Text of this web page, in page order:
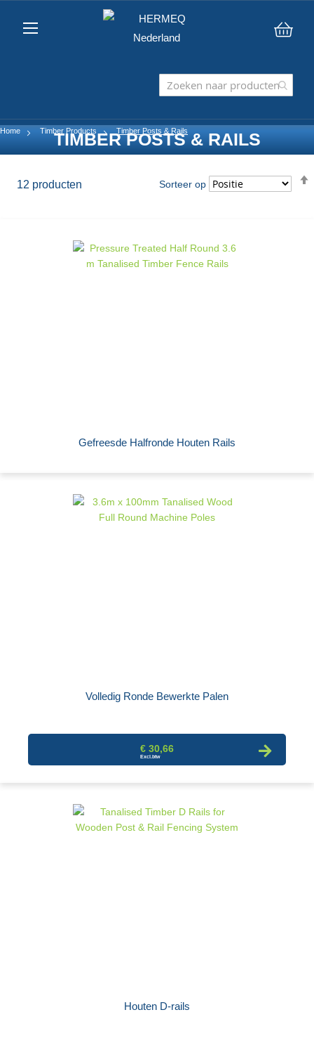
Home Timber Products Timber Posts & Rails
TIMBER POSTS & RAILS
12 producten Sorteer op
Gefreesde Halfronde Houten Rails
Volledig Ronde Bewerkte Palen
€ 30,66
Houten D-rails